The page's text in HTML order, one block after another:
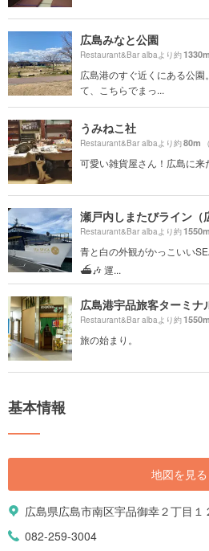
広島みなと公園
Restaurant&Bar albaより約1330m
広島港のすぐ近くにある公
て、こちらでまっ...
うみねこ社
Restaurant&Bar albaより約80m
可愛い雑貨屋さん！広島に来
瀬戸内しまたびライン（
Restaurant&Bar albaより約1550m
青と白の外観がかっこいい
⛴🎶 運...
広島港宇品旅客ターミナ
Restaurant&Bar albaより約1550m
旅の始まり。
基本情報
地図を見る
広島県広島市南区宇品御幸２丁目１
082-259-3004